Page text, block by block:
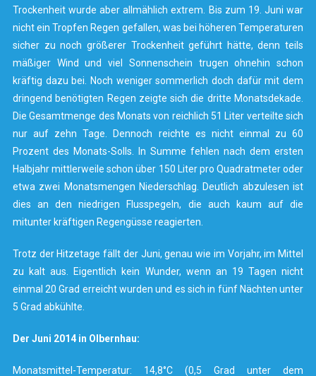
Trockenheit wurde aber allmählich extrem. Bis zum 19. Juni war
nicht ein Tropfen Regen gefallen, was bei höheren Temperaturen
sicher zu noch größerer Trockenheit geführt hätte, denn teils
mäßiger Wind und viel Sonnenschein trugen ohnehin schon
kräftig dazu bei. Noch weniger sommerlich doch dafür mit dem
dringend benötigten Regen zeigte sich die dritte Monatsdekade.
Die Gesamtmenge des Monats von reichlich 51 Liter verteilte sich
nur auf zehn Tage. Dennoch reichte es nicht einmal zu 60
Prozent des Monats-Solls. In Summe fehlen nach dem ersten
Halbjahr mittlerweile schon über 150 Liter pro Quadratmeter oder
etwa zwei Monatsmengen Niederschlag. Deutlich abzulesen ist
dies an den niedrigen Flusspegeln, die auch kaum auf die
mitunter kräftigen Regengüsse reagierten.
Trotz der Hitzetage fällt der Juni, genau wie im Vorjahr, im Mittel
zu kalt aus. Eigentlich kein Wunder, wenn an 19 Tagen nicht
einmal 20 Grad erreicht wurden und es sich in fünf Nächten unter
5 Grad abkühlte.
Der Juni 2014 in Olbernhau:
Monatsmittel-Temperatur: 14,8°C (0,5 Grad unter dem